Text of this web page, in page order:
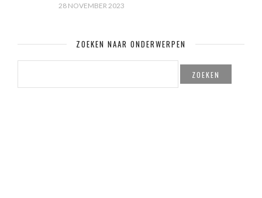
28 NOVEMBER 2023
ZOEKEN NAAR ONDERWERPEN
ZOEKEN